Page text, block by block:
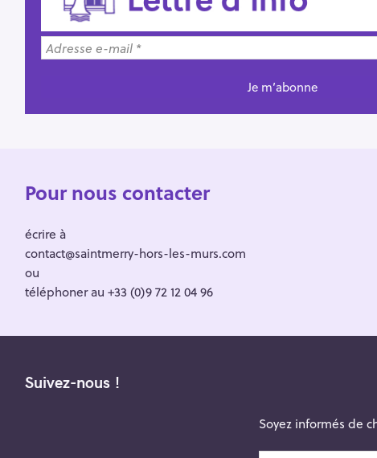
Pour nous contacter
écrire à
contact@saintmerry-hors-les-murs.com
ou
téléphoner au +33 (0)9 72 12 04 96
Suivez-nous !
Soyez informés de